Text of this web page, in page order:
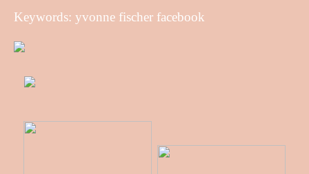
Keywords: yvonne fischer facebook